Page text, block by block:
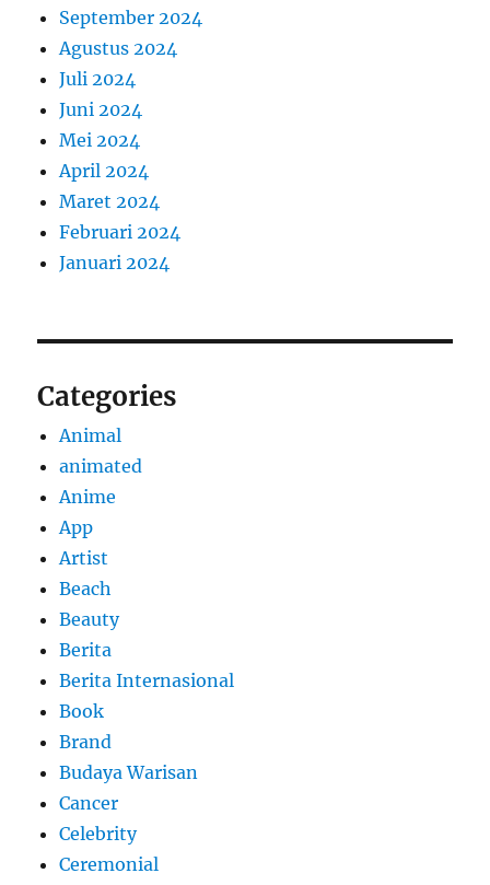
September 2024
Agustus 2024
Juli 2024
Juni 2024
Mei 2024
April 2024
Maret 2024
Februari 2024
Januari 2024
Categories
Animal
animated
Anime
App
Artist
Beach
Beauty
Berita
Berita Internasional
Book
Brand
Budaya Warisan
Cancer
Celebrity
Ceremonial